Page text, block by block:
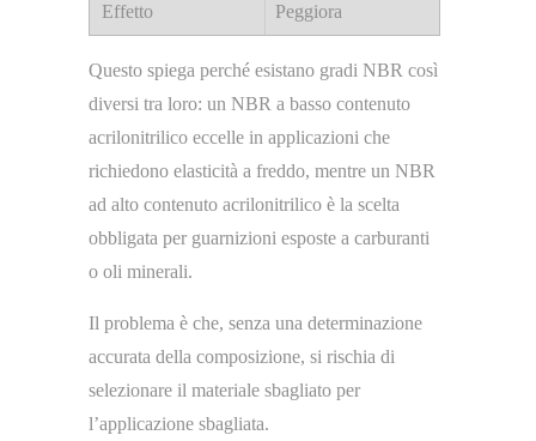
Peggiora
Questo spiega perché esistano gradi NBR così
diversi tra loro: un NBR a basso contenuto
acrilonitrilico eccelle in applicazioni che
richiedono elasticità a freddo, mentre un NBR
ad alto contenuto acrilonitrilico è la scelta
obbligata per guarnizioni esposte a carburanti
o oli minerali.
Il problema è che, senza una determinazione
accurata della composizione, si rischia di
selezionare il materiale sbagliato per
l’applicazione sbagliata.